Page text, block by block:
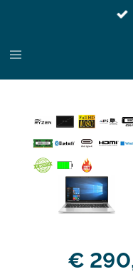
naar
€